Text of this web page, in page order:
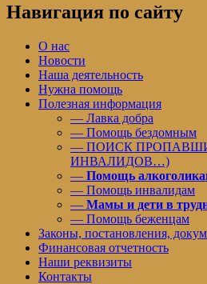
Навигация по сайту
О нас
Новости
Наша деятельность
Нужна помощь
Полезная информация
— Лавка добра
— Помощь бездомным
— ПОИСК
ИНВАЛИДОВ…)
— Помощь
— Помощь инвалидам
— Мамы и дети в
— Помощь беженцам
Законы, постановления,
Финансовая отчетность
Наши реквизиты
Контакты